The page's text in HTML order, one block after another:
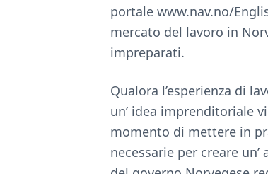
portale www.nav.no/
mercato del lavoro in
impreparati.
Qualora l’esperienza di
un’ idea imprenditoriale
momento di mettere in
necessarie per creare